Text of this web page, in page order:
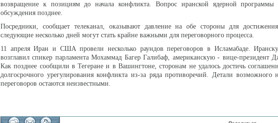
возвращение к позициям до начала конфликта. Вопрос иранской ядерной программы
обсуждения позднее.
Посредники, сообщает телеканал, оказывают давление на обе стороны для
следующие несколько дней могут стать крайне важными для переговорного процесса.
11 апреля Иран и США провели несколько раундов переговоров в Исламабаде.
возглавил спикер парламента Мохаммад Багер Галибаф, американскую - вице-президент
Как позднее сообщили в Тегеране и в Вашингтоне, сторонам не удалось достичь
долгосрочного урегулирования конфликта из-за ряда противоречий. Детали возможного
переговоров остаются неизвестными.